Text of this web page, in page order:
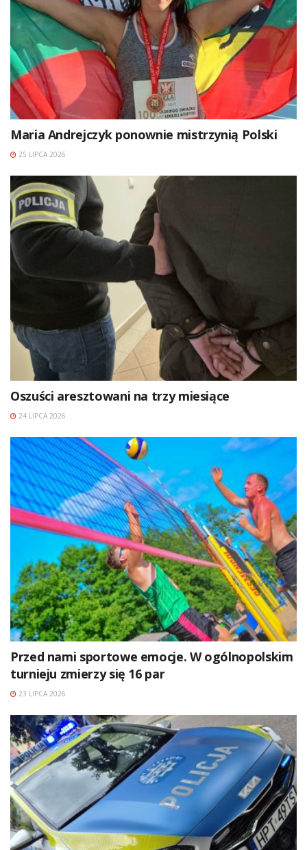
Maria Andrejczyk ponownie mistrzynią Polski
25 LIPCA 2026
Oszuści aresztowani na trzy miesiące
24 LIPCA 2026
Przed nami sportowe emocje. W ogólnopolskim
turnieju zmierzy się 16 par
23 LIPCA 2026